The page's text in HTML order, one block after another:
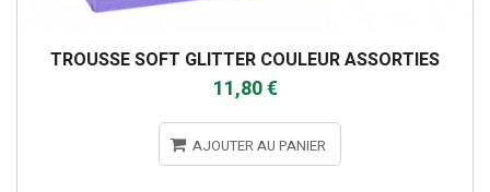
TROUSSE SOFT GLITTER COULEUR ASSORTIES
11,80 €
AJOUTER AU PANIER